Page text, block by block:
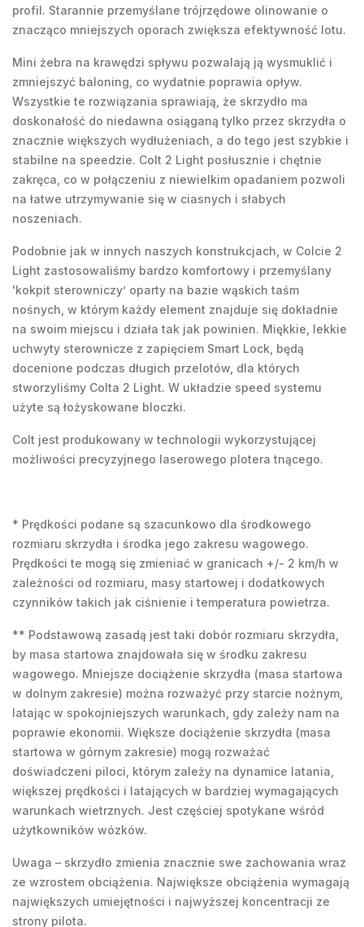
profil. Starannie przemyślane trójrzędowe olinowanie o
znacząco mniejszych oporach zwiększa efektywność lotu.
Mini żebra na krawędzi spływu pozwalają ją wysmuklić i
zmniejszyć baloning, co wydatnie poprawia opływ.
Wszystkie te rozwiązania sprawiają, że skrzydło ma
doskonałość do niedawna osiąganą tylko przez skrzydła o
znacznie większych wydłużeniach, a do tego jest szybkie i
stabilne na speedzie. Colt 2 Light posłusznie i chętnie
zakręca, co w połączeniu z niewielkim opadaniem pozwoli
na łatwe utrzymywanie się w ciasnych i słabych
noszeniach.
Podobnie jak w innych naszych konstrukcjach, w Colcie 2
Light zastosowaliśmy bardzo komfortowy i przemyślany
'kokpit sterowniczy’ oparty na bazie wąskich taśm
nośnych, w którym każdy element znajduje się dokładnie
na swoim miejscu i działa tak jak powinien. Miękkie, lekkie
uchwyty sterownicze z zapięciem Smart Lock, będą
docenione podczas długich przelotów, dla których
stworzyliśmy Colta 2 Light. W układzie speed systemu
użyte są łożyskowane bloczki.
Colt jest produkowany w technologii wykorzystującej
możliwości precyzyjnego laserowego plotera tnącego.
* Prędkości podane są szacunkowo dla środkowego
rozmiaru skrzydła i środka jego zakresu wagowego.
Prędkości te mogą się zmieniać w granicach +/- 2 km/h w
zależności od rozmiaru, masy startowej i dodatkowych
czynników takich jak ciśnienie i temperatura powietrza.
** Podstawową zasadą jest taki dobór rozmiaru skrzydła,
by masa startowa znajdowała się w środku zakresu
wagowego. Mniejsze dociążenie skrzydła (masa startowa
w dolnym zakresie) można rozważyć przy starcie nożnym,
latając w spokojniejszych warunkach, gdy zależy nam na
poprawie ekonomii. Większe dociążenie skrzydła (masa
startowa w górnym zakresie) mogą rozważać
doświadczeni piloci, którym zależy na dynamice latania,
większej prędkości i latających w bardziej wymagających
warunkach wietrznych. Jest częściej spotykane wśród
użytkowników wózków.
Uwaga – skrzydło zmienia znacznie swe zachowania wraz
ze wzrostem obciążenia. Największe obciążenia wymagają
największych umiejętności i najwyższej koncentracji ze
strony pilota.